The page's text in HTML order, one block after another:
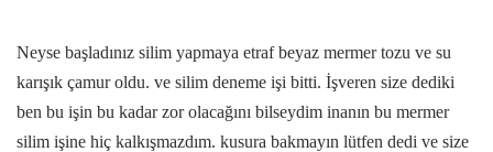
Neyse başladınız silim yapmaya etraf beyaz mermer tozu ve su
karışık çamur oldu. ve silim deneme işi bitti. İşveren size dediki
ben bu işin bu kadar zor olacağını bilseydim inanın bu mermer
silim işine hiç kalkışmazdım. kusura bakmayın lütfen dedi ve size